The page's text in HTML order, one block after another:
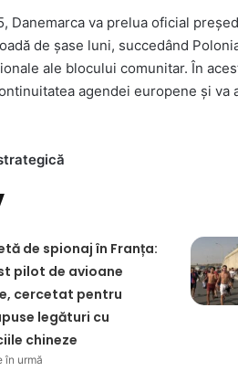
Danemarca va prelua oficial
de șase luni, succedând
ale blocului comunitar. În
agendei europene și
de spionaj în Franța:
pilot de avioane
cercetat pentru
legături cu
chineze
în urmă